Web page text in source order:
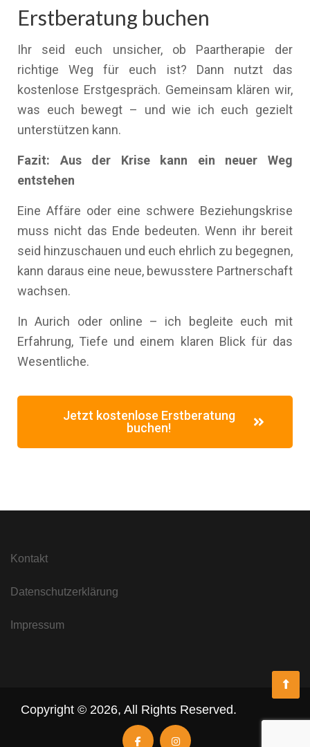
Erstberatung buchen
Ihr seid euch unsicher, ob Paartherapie der
richtige Weg für euch ist? Dann nutzt das
kostenlose Erstgespräch. Gemeinsam klären wir,
was euch bewegt – und wie ich euch gezielt
unterstützen kann.
Fazit: Aus der Krise kann ein neuer Weg
entstehen
Eine Affäre oder eine schwere Beziehungskrise
muss nicht das Ende bedeuten. Wenn ihr bereit
seid hinzuschauen und euch ehrlich zu begegnen,
kann daraus eine neue, bewusstere Partnerschaft
wachsen.
In Aurich oder online – ich begleite euch mit
Erfahrung, Tiefe und einem klaren Blick für das
Wesentliche.
Jetzt kostenlose Erstberatung
buchen!
Kontakt
Datenschutzerklärung
Impressum
Copyright © 2026, All Rights Reserved.